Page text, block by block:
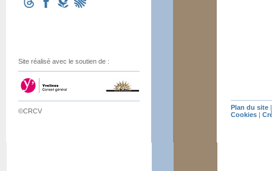
Site réalisé avec le soutien de :
©CRCV Plan du site
Cookies |